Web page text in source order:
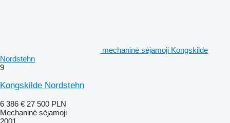
mechaninė sėjamoji Kongskilde
Nordstehn
9
Kongskilde Nordstehn
6 386 € 27 500 PLN
Mechaninė sėjamoji
2001